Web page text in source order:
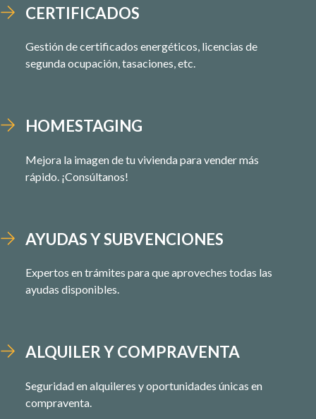
CERTIFICADOS
Gestión de certificados energéticos, licencias de
segunda ocupación, tasaciones, etc.
HOMESTAGING
Mejora la imagen de tu vivienda para vender más
rápido. ¡Consúltanos!
AYUDAS Y SUBVENCIONES
Expertos en trámites para que aproveches todas las
ayudas disponibles.
ALQUILER Y COMPRAVENTA
Seguridad en alquileres y oportunidades únicas en
compraventa.